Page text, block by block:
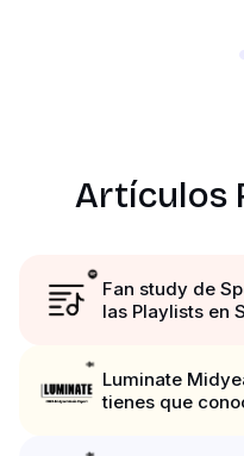
Artículos
Fan study de
las Playlists en
Luminate
tienes que